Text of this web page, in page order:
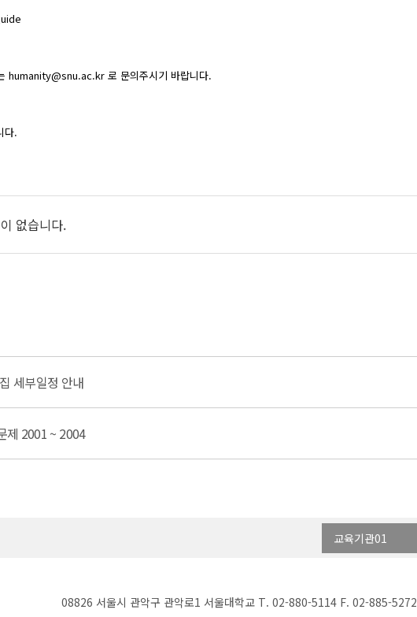
humanity@snu.ac.kr 로 문의주시기 바랍니다.
다.
없습니다.
세부일정 안내
제 2001 ~ 2004
교육기관01
08826 서울시 관악구 관악로1 서울대학교 T. 02-880-5114 F. 02-885-5272